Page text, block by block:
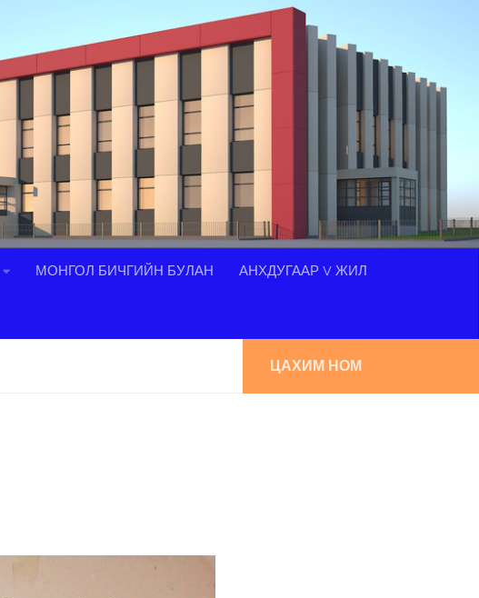
МОНГОЛ БИЧГИЙН БУЛАН АНХДУГААР V ЖИЛ
ЦАХИМ НОМ